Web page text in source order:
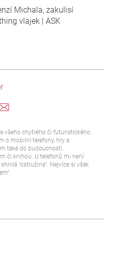
všeho chytrého či futuristického.
o mobilní telefony, hry a
také do budoucnosti.
či knihou. U telefonů mi není
"ostružina". Nejvíce si však
Michala, zakulisí
vlajek | ASK